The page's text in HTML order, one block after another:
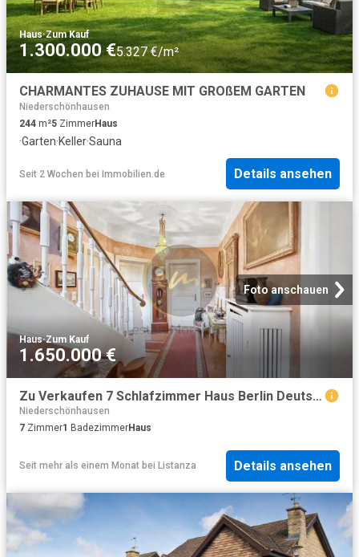
Haus·Zum Kauf
1.300.000 €5.327 €/m²
CHARMANTES ZUHAUSE MIT GROßEM GARTEN
Niederschönhausen
244 m²5 ZimmerHaus
·Garten·Keller·Sauna
Seit 2 Wochen bei Immobilien.de Details ansehen
Foto anschauen
Haus·Zum Kauf
1.650.000 €
Zu Verkaufen 7 Schlafzimmer Haus Berlin Deutschland DS88042684
Niederschönhausen
7 Zimmer1 BadezimmerHaus
Seit mehr als einem Monat bei Listanza Details ansehen